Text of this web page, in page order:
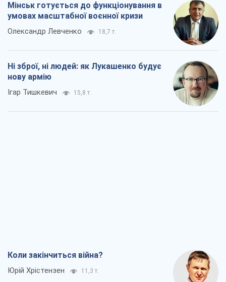
Мінськ готується до функціонування в
умовах масштабної воєнної кризи
Олександр Левченко 18,7 т.
Ні зброї, ні людей: як Лукашенко будує
нову армію
Ігар Тишкевич 15,8 т.
Коли закінчиться війна?
Юрій Хрістензен 11,3 т.